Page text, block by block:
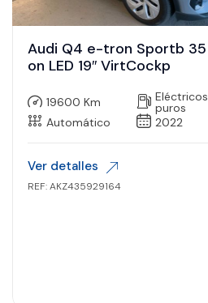
Audi Q4 e-tron Sportb
on LED 19″ VirtCockp
19600 Km Eléctricos
puros
Automático
2022
Ver detalles
REF: AKZ435929164